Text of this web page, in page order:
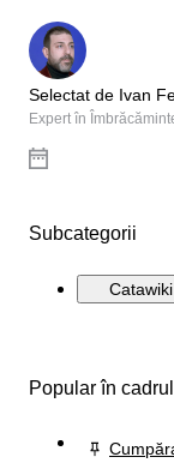
Selectat de Ivan
Expert în
Subcategorii
Popular în